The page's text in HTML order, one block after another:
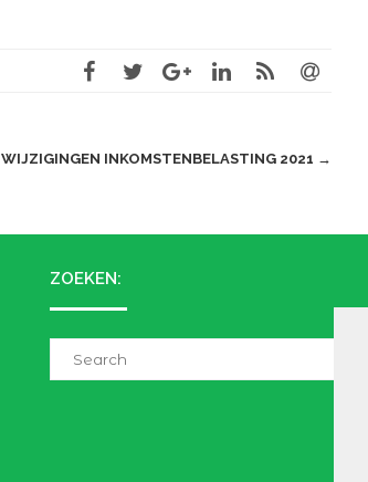
WIJZIGINGEN INKOMSTENBELASTING 2021 →
ZOEKEN: